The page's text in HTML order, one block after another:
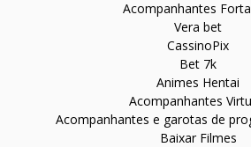
Acompanhantes
Vera bet
CassinoPix
Bet 7k
Animes Hentai
Acompanhantes
Acompanhantes e garotas de
Baixar Filmes